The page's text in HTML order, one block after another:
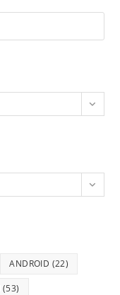
ANDROID (22)
(53)